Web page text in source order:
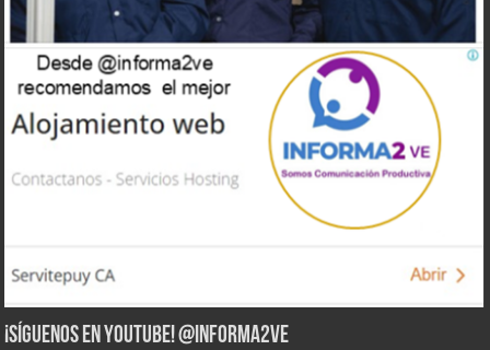
¡Síguenos en YouTube! @informa2ve